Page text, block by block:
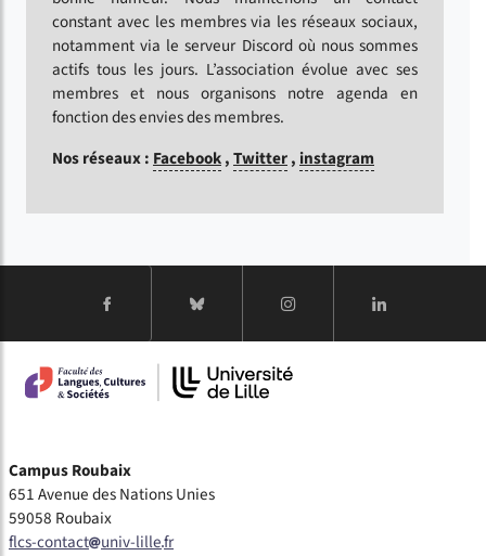
constant avec les membres via les réseaux sociaux,
notamment via le serveur Discord où nous sommes
actifs tous les jours. L’association évolue avec ses
membres et nous organisons notre agenda en
fonction des envies des membres.
Nos réseaux : Facebook,Twitter, instagram
Campus Roubaix
651 Avenue des Nations Unies
59058 Roubaix
flcs-contact univ-lillefr